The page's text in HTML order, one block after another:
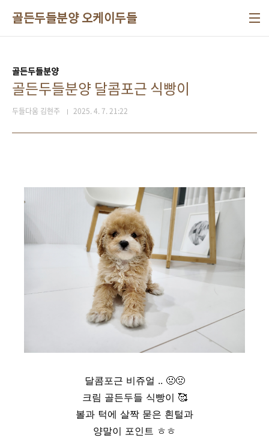
골든두들분양 오케이두들
골든두들분양
골든두들분양 달콤포근 식빵이
두들다움 김현주 2025. 4. 7. 21:22
달콤포근 비쥬얼 .. 🤢🤢
크림 골든두들 식빵이 🥰
볼과 턱에 살짝 묻은 흰털과
양말이 포인트 ㅎㅎ